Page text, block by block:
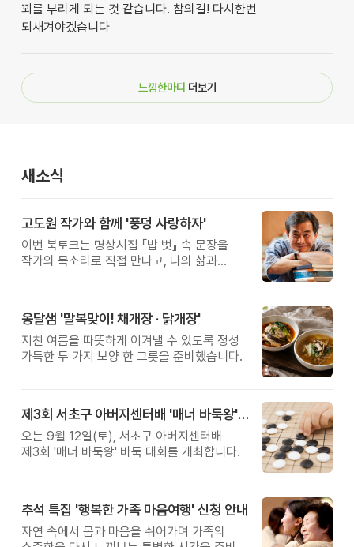
꾀를 부리게 되는 것 같습니다. 참의길! 다시한번
되새겨야겠습니다
느낌한마디 더보기
새소식
고도원 작가와 함께 '풍덩 사랑하자'
이번 북토크는 명상시집 『밥 벗』 속 문장을
작가의 목소리로 직접 만나고, 나의 삶과
옹달샘 '말복맞이! 채개장 · 닭개장'
지친 여름을 따뜻하게 이겨낼 수 있도록 정성
가득한 두 가지 보양 한 그릇을 준비했습니다.
제3회 서초구 아버지센터배 '매너 바둑왕' 대회
오는 9월 12일(토), 서초구 아버지센터배
제3회 '매너 바둑왕' 바둑 대회를 개최합니다.
추석 특집 '행복한 가족 마음여행' 신청 안내
자연 속에서 몸과 마음을 쉬어가며 가족의